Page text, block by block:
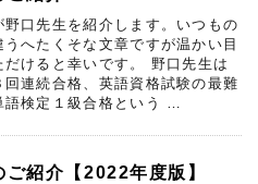
野口先生を紹介します。いつもの
へたくそな文章ですが温かい目
だけると幸いです。 野口先生は
回連続合格、英語資格試験の最難
語検定１級合格という …
ご紹介【2022年度版】